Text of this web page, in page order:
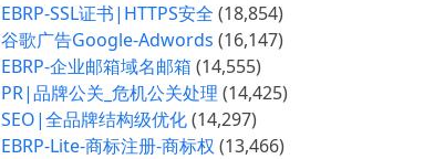
EBRP-SSL证书|HTTPS安全 (18,854)
谷歌广告Google-Adwords (16,147)
EBRP-企业邮箱域名邮箱 (14,555)
PR|品牌公关_危机公关处理 (14,425)
SEO|全品牌结构级优化(14,297)
EBRP-Lite-商标注册-商标权 (13,466)